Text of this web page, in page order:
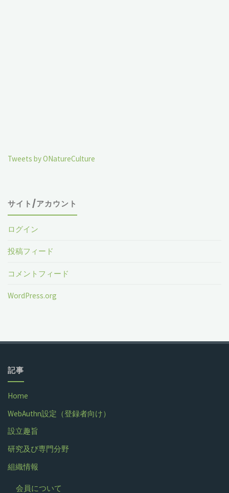
Tweets by ONatureCulture
サイト/アカウント
ログイン
投稿フィード
コメントフィード
WordPress.org
記事
Home
WebAuthn設定（登録者向け）
設立趣旨
研究及び専門分野
組織情報
会員について